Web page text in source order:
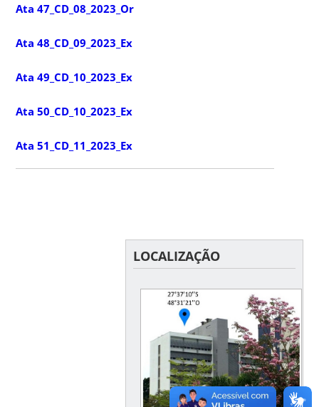
Ata 47_CD_08_2023_Or
Ata 48_CD_09_2023_Ex
Ata 49_CD_10_2023_Ex
Ata 50_CD_10_2023_Ex
Ata 51_CD_11_2023_Ex
LOCALIZAÇÃO